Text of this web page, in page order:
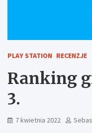
PLAY STATION RECENZJE
Ranking
3.
7 kwietnia 2022